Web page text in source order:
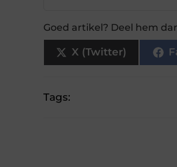
Goed artikel? Deel hem
X (Twitter)
Tags: